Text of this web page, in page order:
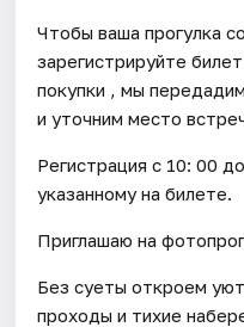
Чтобы ваша прогулка
зарегистрируйте
покупки , мы
и уточним место
Регистрация с 10: 00
указанному на билете.
Приглашаю на
Без суеты откроем
проходы и тихие